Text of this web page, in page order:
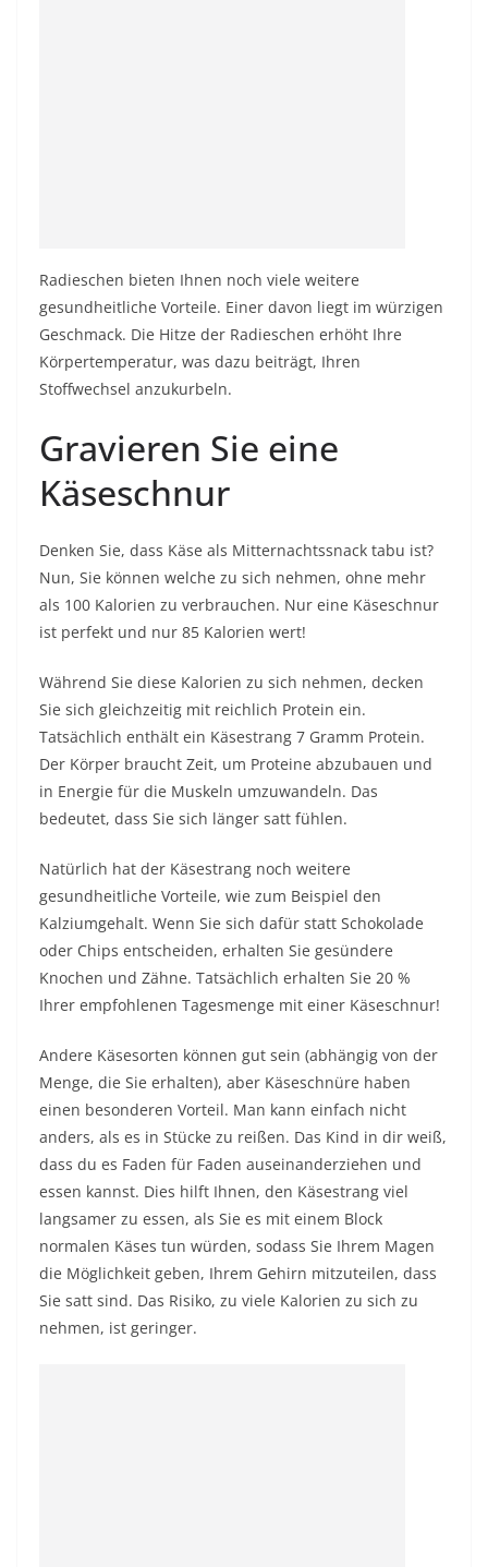
Radieschen bieten Ihnen noch viele weitere
gesundheitliche Vorteile. Einer davon liegt im würzigen
Geschmack. Die Hitze der Radieschen erhöht Ihre
Körpertemperatur, was dazu beiträgt, Ihren
Stoffwechsel anzukurbeln.
Gravieren Sie eine
Käseschnur
Denken Sie, dass Käse als Mitternachtssnack tabu ist?
Nun, Sie können welche zu sich nehmen, ohne mehr
als 100 Kalorien zu verbrauchen. Nur eine Käseschnur
ist perfekt und nur 85 Kalorien wert!
Während Sie diese Kalorien zu sich nehmen, decken
Sie sich gleichzeitig mit reichlich Protein ein.
Tatsächlich enthält ein Käsestrang 7 Gramm Protein.
Der Körper braucht Zeit, um Proteine ​​abzubauen und
in Energie für die Muskeln umzuwandeln. Das
bedeutet, dass Sie sich länger satt fühlen.
Natürlich hat der Käsestrang noch weitere
gesundheitliche Vorteile, wie zum Beispiel den
Kalziumgehalt. Wenn Sie sich dafür statt Schokolade
oder Chips entscheiden, erhalten Sie gesündere
Knochen und Zähne. Tatsächlich erhalten Sie 20 %
Ihrer empfohlenen Tagesmenge mit einer Käseschnur!
Andere Käsesorten können gut sein (abhängig von der
Menge, die Sie erhalten), aber Käseschnüre haben
einen besonderen Vorteil. Man kann einfach nicht
anders, als es in Stücke zu reißen. Das Kind in dir weiß,
dass du es Faden für Faden auseinanderziehen und
essen kannst. Dies hilft Ihnen, den Käsestrang viel
langsamer zu essen, als Sie es mit einem Block
normalen Käses tun würden, sodass Sie Ihrem Magen
die Möglichkeit geben, Ihrem Gehirn mitzuteilen, dass
Sie satt sind. Das Risiko, zu viele Kalorien zu sich zu
nehmen, ist geringer.